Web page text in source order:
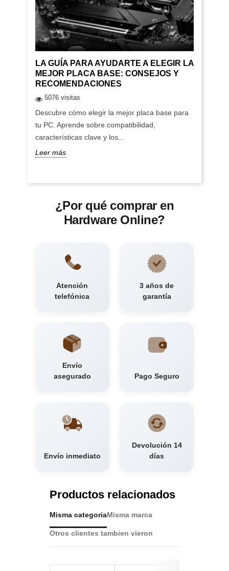
LA GUÍA PARA AYUDARTE A ELEGIR LA
MEJOR PLACA BASE: CONSEJOS Y
RECOMENDACIONES
5076 visitas
Descubre cómo elegir la mejor placa base para
tu PC. Aprende sobre compatibilidad,
características clave y los...
Leer más
¿Por qué comprar en
Hardware Online?
Atención
telefónica
3 años de
garantía
Envío
asegurado
Pago Seguro
Envío inmediato
Devolución 14
días
Productos relacionados
Misma categoriaMisma marca
Otros clientes tambien vieron